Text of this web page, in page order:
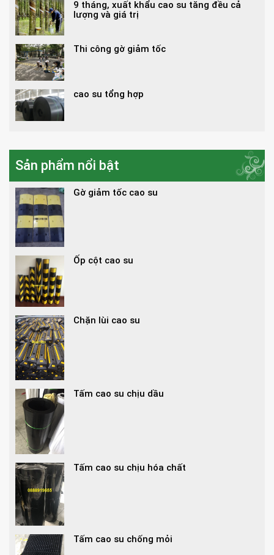
9 tháng, xuất khẩu cao su tăng đều cả
lượng và giá trị
Thi công gờ giảm tốc
cao su tổng hợp
Sản phẩm nổi bật
Gờ giảm tốc cao su
Ốp cột cao su
Chặn lùi cao su
Tấm cao su chịu dầu
Tấm cao su chịu hóa chất
Tấm cao su chống mỏi